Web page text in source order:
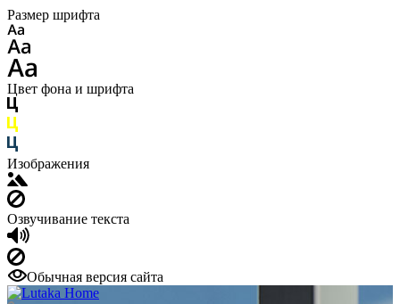
Размер шрифта
Цвет фона и шрифта
Изображения
Озвучивание текста
Обычная версия сайта